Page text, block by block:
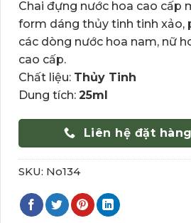
Chai đựng nước hoa cao cấp
form dáng thủy tinh tinh xảo,
các dòng nước hoa nam, nữ
cao cấp.
Chất liệu: Thủy Tinh
Dung tích: 25ml
Liên hệ đặt
SKU: No134